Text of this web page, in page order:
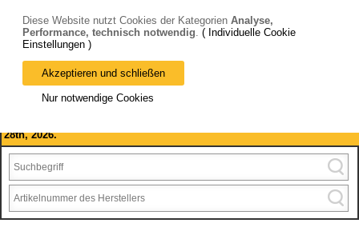
Bitte beachten Sie: wir machen Betriebsferien, vom 03. bis 28.
August 2026 haben wir geschlossen.
28th, 2026.
Diese Website nutzt Cookies der Kategorien Analyse,
Performance, technisch notwendig. ( Individuelle Cookie
Einstellungen )
Akzeptieren und schließen
Nur notwendige Cookies